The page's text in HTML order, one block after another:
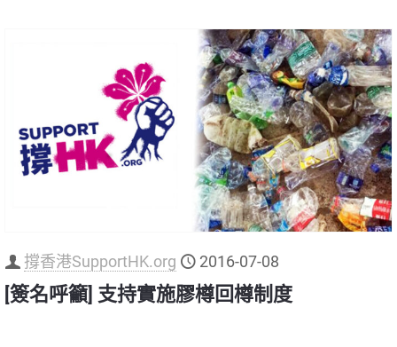
撐香港​SupportHK.org 2016-07-08
[簽名呼籲] 支持實施膠樽回樽制度